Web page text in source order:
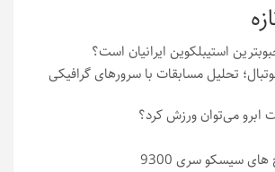
استیبلکوین ایرانیان است؟
تحلیل مسابقات با سرورهای گرافیکی
ابرو می‌توان ورزش کرد؟
سیسکو سری 9300